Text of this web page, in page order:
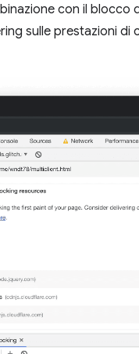
con il blocco
sulle prestazioni di